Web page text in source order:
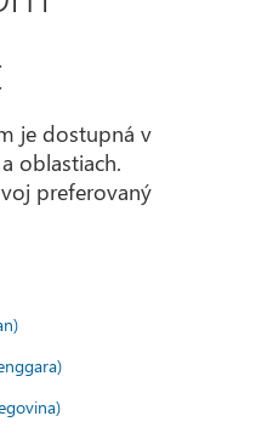
je dostupná v
oblastiach.
preferovaný